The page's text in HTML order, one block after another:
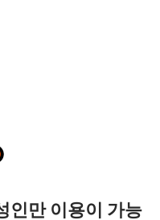
인만 이용이 가능